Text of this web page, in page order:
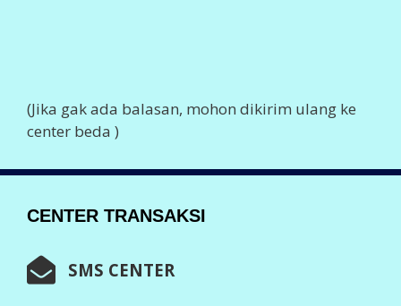
(Jika gak ada balasan, mohon dikirim ulang ke
center beda )
CENTER TRANSAKSI
SMS CENTER